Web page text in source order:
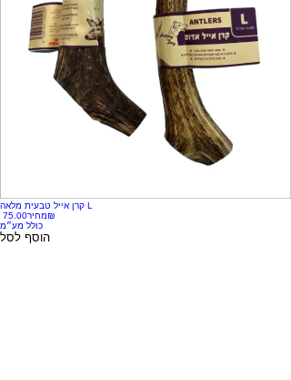
קרן אייל טבעית מלאה L
מחיר‏75.00 ‏₪
כולל מע״מ
הוסף לסל